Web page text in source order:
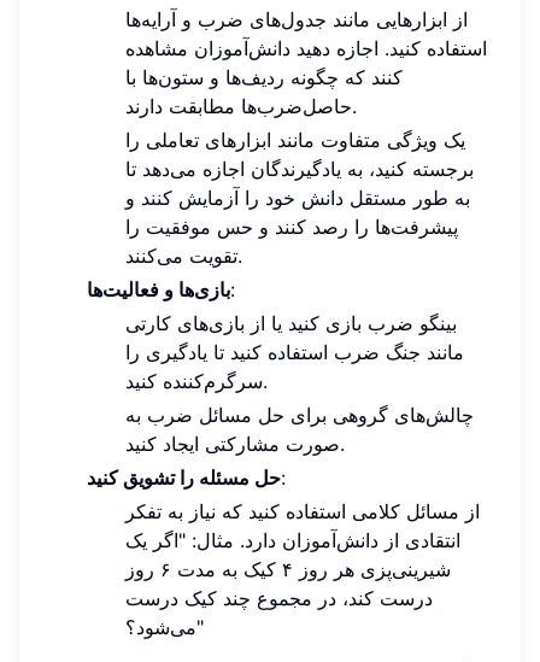
از ابزارهایی مانند جدول‌های ضرب و آرایه‌ها
استفاده کنید. اجازه دهید دانش‌آموزان مشاهده
کنند که چگونه ردیف‌ها و ستون‌ها با
حاصل‌ضرب‌ها مطابقت دارند.
یک ویژگی متفاوت مانند ابزارهای تعاملی را
برجسته کنید، به یادگیرندگان اجازه می‌دهد تا
به طور مستقل دانش خود را آزمایش کنند و
پیشرفت‌ها را رصد کنند و حس موفقیت را
تقویت می‌کنند.
بازی‌ها و فعالیت‌ها:
بینگو ضرب بازی کنید یا از بازی‌های کارتی
مانند جنگ ضرب استفاده کنید تا یادگیری را
سرگرم‌کننده کنید.
چالش‌های گروهی برای حل مسائل ضرب به
صورت مشارکتی ایجاد کنید.
حل مسئله را تشویق کنید:
از مسائل کلامی استفاده کنید که نیاز به تفکر
انتقادی از دانش‌آموزان دارد. مثال: "اگر یک
شیرینی‌پزی هر روز ۴ کیک به مدت ۶ روز
درست کند، در مجموع چند کیک درست
می‌شود؟"